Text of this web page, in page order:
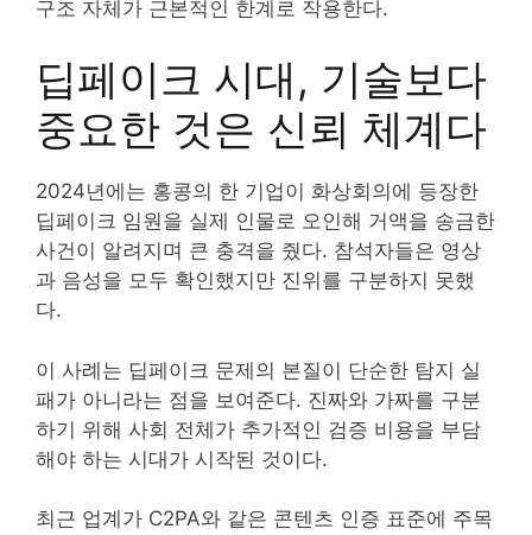
구조 자체가 근본적인 한계로 작용한다.
딥페이크 시대, 기술보다
중요한 것은 신뢰 체계다
2024년에는 홍콩의 한 기업이 화상회의에 등장한
딥페이크 임원을 실제 인물로 오인해 거액을 송금한
사건이 알려지며 큰 충격을 줬다. 참석자들은 영상
과 음성을 모두 확인했지만 진위를 구분하지 못했
다.
이 사례는 딥페이크 문제의 본질이 단순한 탐지 실
패가 아니라는 점을 보여준다. 진짜와 가짜를 구분
하기 위해 사회 전체가 추가적인 검증 비용을 부담
해야 하는 시대가 시작된 것이다.
최근 업계가 C2PA와 같은 콘텐츠 인증 표준에 주목